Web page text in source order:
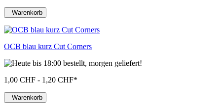
Warenkorb
OCB blau kurz Cut Corners
1,00 CHF - 1,20 CHF*
Warenkorb